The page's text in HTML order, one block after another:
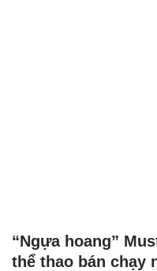
“Ngựa hoang”
thể thao bán chạy